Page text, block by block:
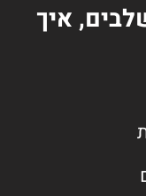
איך